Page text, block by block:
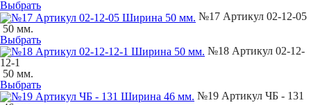
Выбрать
№17 Артикул 02-12-05
50 мм.
Выбрать
№18 Артикул 02-12-
12-1
50 мм.
Выбрать
№19 Артикул ЧБ - 131